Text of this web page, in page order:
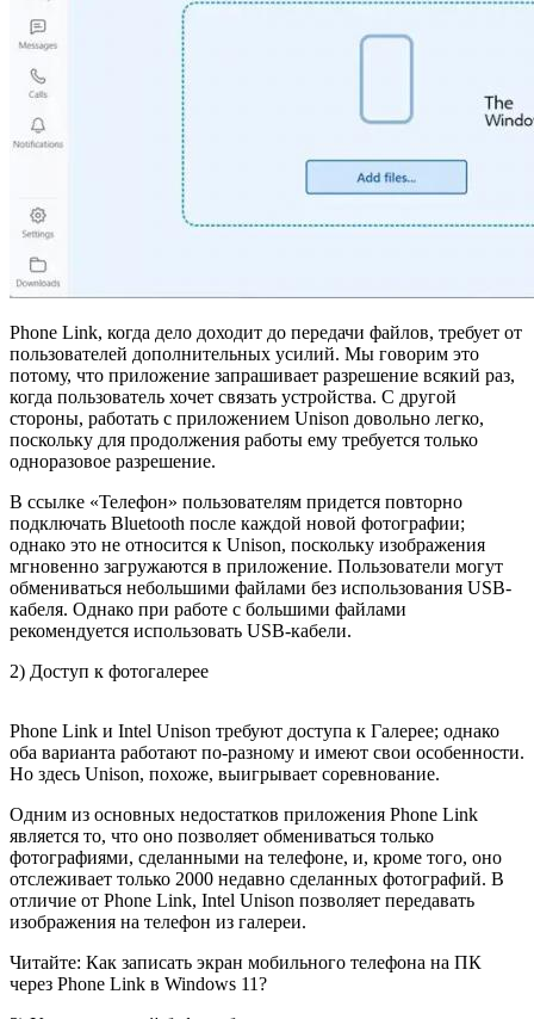
Phone Link, когда дело доходит до передачи файлов, требует от
пользователей дополнительных усилий. Мы говорим это
потому, что приложение запрашивает разрешение всякий раз,
когда пользователь хочет связать устройства. С другой
стороны, работать с приложением Unison довольно легко,
поскольку для продолжения работы ему требуется только
одноразовое разрешение.
В ссылке «Телефон» пользователям придется повторно
подключать Bluetooth после каждой новой фотографии;
однако это не относится к Unison, поскольку изображения
мгновенно загружаются в приложение. Пользователи могут
обмениваться небольшими файлами без использования USB-
кабеля. Однако при работе с большими файлами
рекомендуется использовать USB-кабели.
2) Доступ к фотогалерее
Phone Link и Intel Unison требуют доступа к Галерее; однако
оба варианта работают по-разному и имеют свои особенности.
Но здесь Unison, похоже, выигрывает соревнование.
Одним из основных недостатков приложения Phone Link
является то, что оно позволяет обмениваться только
фотографиями, сделанными на телефоне, и, кроме того, оно
отслеживает только 2000 недавно сделанных фотографий. В
отличие от Phone Link, Intel Unison позволяет передавать
изображения на телефон из галереи.
Читайте: Как записать экран мобильного телефона на ПК
через Phone Link в Windows 11?